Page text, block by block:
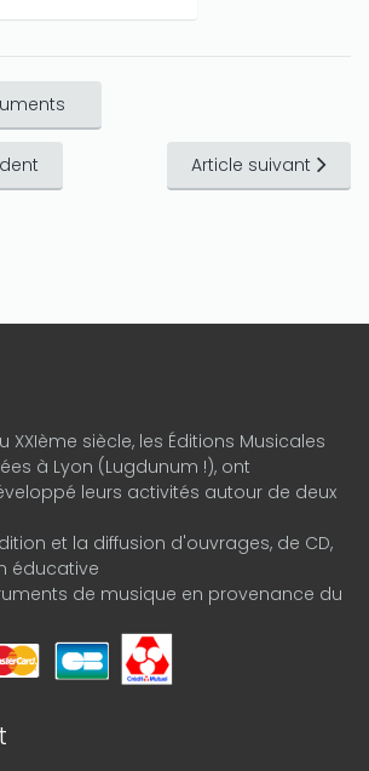
Article suivant
XXIème siècle, les Éditions Musicales
à Lyon (Lugdunum !), ont
leurs activités autour de deux
et la diffusion d'ouvrages, de CD,
éducative
de musique en provenance du